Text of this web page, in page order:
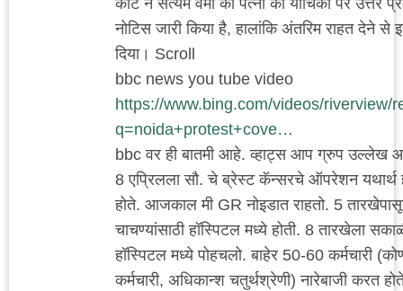
कोर्ट ने सत्यम वर्मा की पत्नी की याचिका पर उत्तर
नोटिस जारी किया है, हालांकि अंतरिम राहत देने से
दिया। Scroll
bbc news you tube video
https://www.bing.com/videos/riverview/
q=noida+protest+cove…
bbc वर ही बातमी आहे. व्हाट्स आप ग्रुप उल्लेख
8 एप्रिलला सौ. चे ब्रेस्ट कॅन्सरचे ऑपरेशन यथार्थ
होते. आजकाल मी GR नोइडात राहतो. 5
चाचण्यांसाठी हॉस्पिटल मध्ये होती. 8 तारखेला
हॉस्पिटल मध्ये पोहचलो. बाहेर 50-60 कर्मचारी
कर्मचारी, अधिकान्श चतुर्थश्रेणी) नारेबाजी करत